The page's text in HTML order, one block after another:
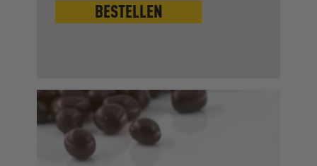
BESTELLEN